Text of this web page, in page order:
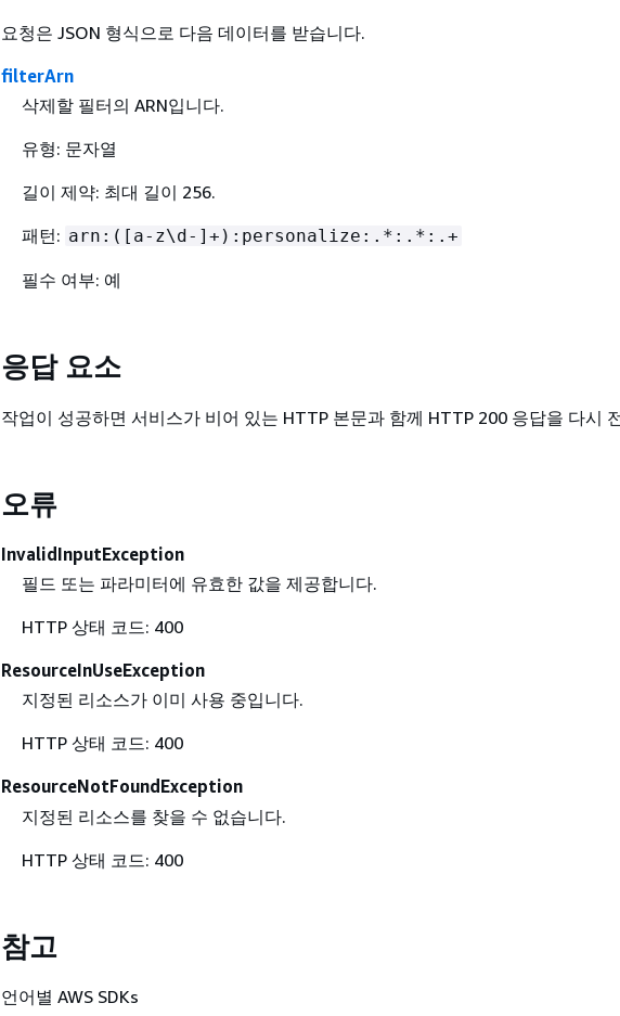
요청은 JSON 형식으로 다음 데이터를 받습니다.
filterArn
삭제할 필터의 ARN입니다.
유형: 문자열
길이 제약: 최대 길이 256.
패턴: arn:([a-z\d-]+):personalize:.*:.*:.+
필수 여부: 예
응답 요소
작업이 성공하면 서비스가 비어 있는 HTTP 본문과 함께 HTTP 200 응답을 다시
오류
InvalidInputException
필드 또는 파라미터에 유효한 값을 제공합니다.
HTTP 상태 코드: 400
ResourceInUseException
지정된 리소스가 이미 사용 중입니다.
HTTP 상태 코드: 400
ResourceNotFoundException
지정된 리소스를 찾을 수 없습니다.
HTTP 상태 코드: 400
참고
언어별 AWS SDKs